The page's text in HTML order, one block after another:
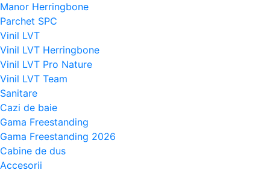
Manor Herringbone
Parchet SPC
Vinil LVT
Vinil LVT Herringbone
Vinil LVT Pro Nature
Vinil LVT Team
Sanitare
Cazi de baie
Gama Freestanding
Gama Freestanding 2026
Cabine de dus
Accesorii